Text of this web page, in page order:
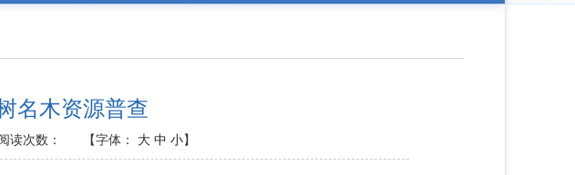
名木资源普查
读次数： 【字体： 大 中 小】